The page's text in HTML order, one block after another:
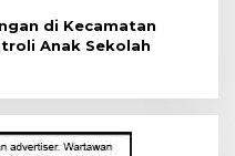
di Kecamatan
Anak Sekolah